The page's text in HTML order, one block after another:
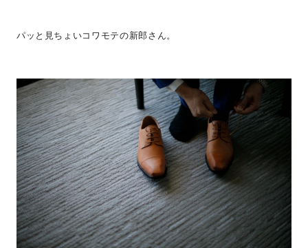
パッと見ちょいコワモテの新郎さん。